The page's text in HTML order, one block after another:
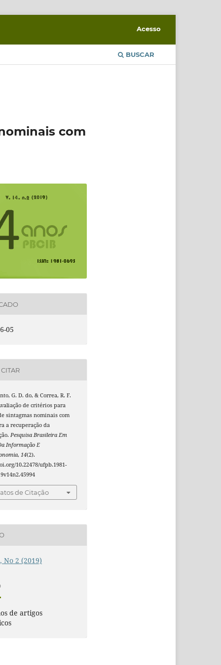
BUSCAR
Acesso
com
05
G. D. do, & Correa, R. F.
de critérios para
sintagmas nominais com
a recuperação da
Pesquisa Brasileira Em
Informação E
,14(2).
10.22478/ufpb.1981-
de Citação
No 2 (2019)
de artigos